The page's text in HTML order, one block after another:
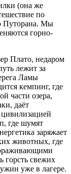
(она же
по
Путорана. Мы
горно-
Плато, недаром
лежит за
Ламы
кемпинг, где
части озера,
даёт
где шумят
заряжает
животных, где
горсть свежих
уже в лагере.